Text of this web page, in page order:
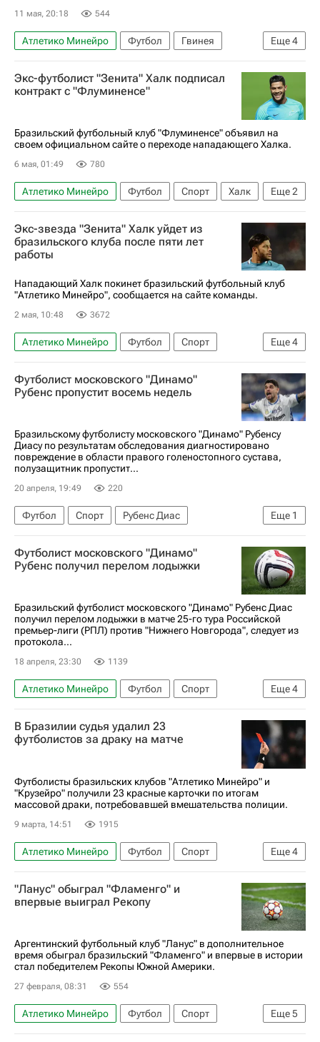
11 мая, 20:18 544
Еще4
Атлетико Минейро Футбол
Гвинея
Европа
Саудовская Аравия
Зенит
РПЛ 2026-2027 (Чемпионат России по футболу)
Экс-футболист "Зенита" Халк подписал
контракт с "Флуминенсе"
Бразильский футбольный клуб "Флуминенсе" объявил на
своем официальном сайте о переходе нападающего Халка.
6 мая, 01:49 780
Еще2
Атлетико Минейро Футбол Спорт
Халк
Флуминенсе
Зенит
Экс-звезда "Зенита" Халк уйдет из
бразильского клуба после пяти лет
работы
Нападающий Халк покинет бразильский футбольный клуб
"Атлетико Минейро", сообщается на сайте команды.
2 мая, 10:48 3672
Еще4
Атлетико Минейро Футбол
Спорт
Россия
Халк Ботафого Флуминенсе
Футболист московского "Динамо"
Рубенс пропустит восемь недель
Бразильскому футболисту московского "Динамо" Рубенсу
Диасу по результатам обследования диагностировано
повреждение в области правого голеностопного сустава,
полузащитник пропустит...
20 апреля, 19:49 220
Еще 1
Футбол Спорт
Рубенс Диас
Динамо Москва
Футболист московского "Динамо"
Рубенс получил перелом лодыжки
Бразильский футболист московского "Динамо" Рубенс Диас
получил перелом лодыжки в матче 25-го тура Российской
премьер-лиги (РПЛ) против "Нижнего Новгорода", следует из
протокола...
18 апреля, 23:30 1139
Еще4
Атлетико Минейро Футбол
Спорт
Рубенс Диас
Нижний Новгород
РПЛ 2026-2027 (Чемпионат России по футболу)
В Бразилии судья удалил 23
футболистов за драку на матче
Футболисты бразильских клубов "Атлетико Минейро" и
"Крузейро" получили 23 красные карточки по итогам
массовой драки, потребовавшей вмешательства полиции.
9 марта, 14:51 1915
Еще4
Атлетико Минейро Футбол
Спорт
Матео Кассьерра
Крузейро
Зенит
Халк
"Ланус" обыграл "Фламенго" и
впервые выиграл Рекопу
Аргентинский футбольный клуб "Ланус" в дополнительное
время обыграл бразильский "Фламенго" и впервые в истории
стал победителем Рекопы Южной Америки.
27 февраля, 08:31 554
Еще5
Атлетико Минейро Футбол
Спорт
Южная Америка
Рио-де-Жанейро (город)